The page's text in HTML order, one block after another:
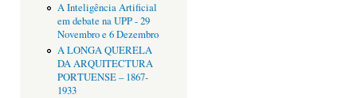
A Inteligência Artificial
em debate na UPP - 29
Novembro e 6 Dezembro
A LONGA QUERELA
DA ARQUITECTURA
PORTUENSE – 1867-
1933